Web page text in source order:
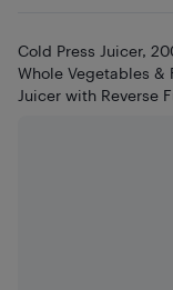
Cold Press Juicer,
Whole Vegetables &
Juicer with Reverse